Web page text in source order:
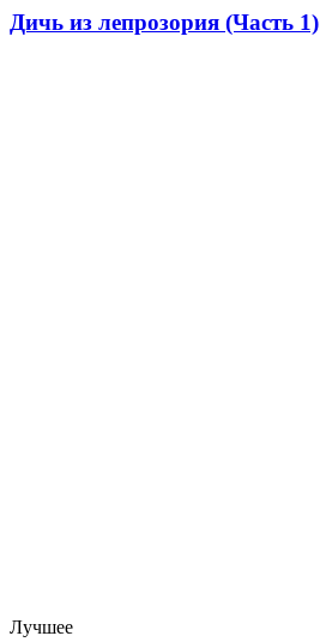
Дичь из лепрозория (Часть 1)
Лучшее